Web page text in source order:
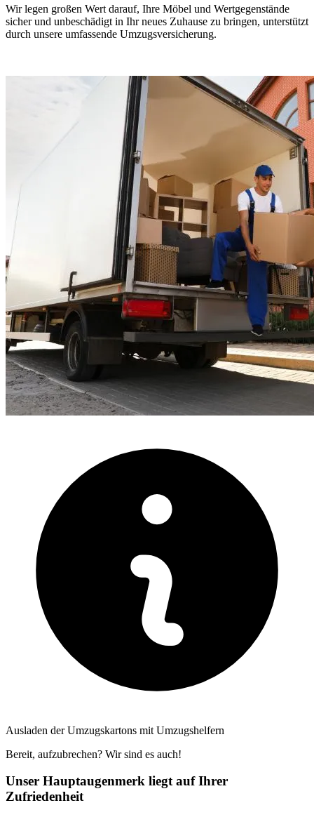
Wir legen großen Wert darauf, Ihre Möbel und Wertgegenstände
sicher und unbeschädigt in Ihr neues Zuhause zu bringen, unterstützt
durch unsere umfassende Umzugsversicherung.
Ausladen der Umzugskartons mit Umzugshelfern
Bereit, aufzubrechen? Wir sind es auch!
Unser Hauptaugenmerk liegt auf Ihrer
Zufriedenheit